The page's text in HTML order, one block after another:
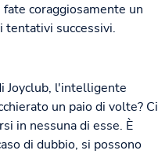
coraggiosamente un
tentativi successivi.
Joyclub, l'intelligente
un paio di volte? Ci
in nessuna di esse. È
di dubbio, si possono